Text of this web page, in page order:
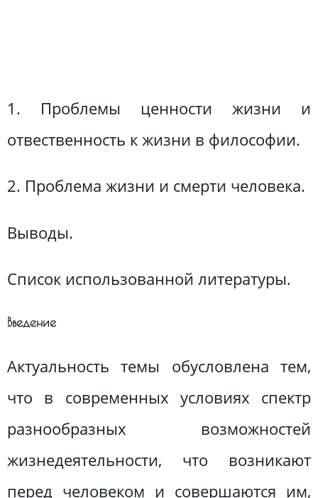
1. Проблемы ценности жизни и
отвественность к жизни в философии.
2. Проблема жизни и смерти человека.
Выводы.
Список использованной литературы.
Введение
Актуальность темы обусловлена тем,
что в современных условиях спектр
разнообразных возможностей
жизнедеятельности, что возникают
перед человеком и совершаются им,